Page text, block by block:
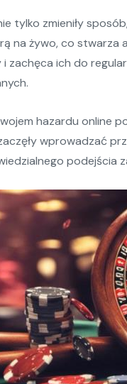
tylko zmieniły
na żywo, co
zachęca ich do
hazardu online
wprowadzać
podejścia